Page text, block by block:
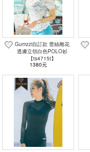
Gumzzi自訂款 蕾絲雕花
透膚立領白色POLO衫
【ts4715t】
1380元